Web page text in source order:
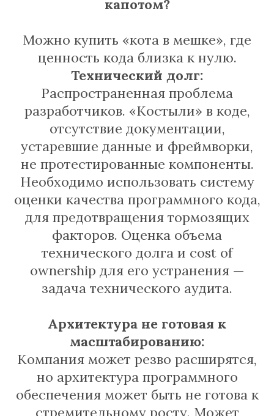
капотом?
Можно купить «кота в мешке», где
ценность кода близка к нулю.
Технический долг:
Распространенная проблема
разработчиков. «Костыли» в коде,
отсутствие документации,
устаревшие данные и фреймворки,
не протестированные компоненты.
Необходимо использовать систему
оценки качества программного кода,
для предотвращения тормозящих
факторов. Оценка объема
технического долга и cost of
ownership для его устранения —
задача технического аудита.
Архитектура не готовая к
масштабированию:
Компания может резво расширятся,
но архитектура программного
обеспечения может быть не готова к
стремительному росту. Может